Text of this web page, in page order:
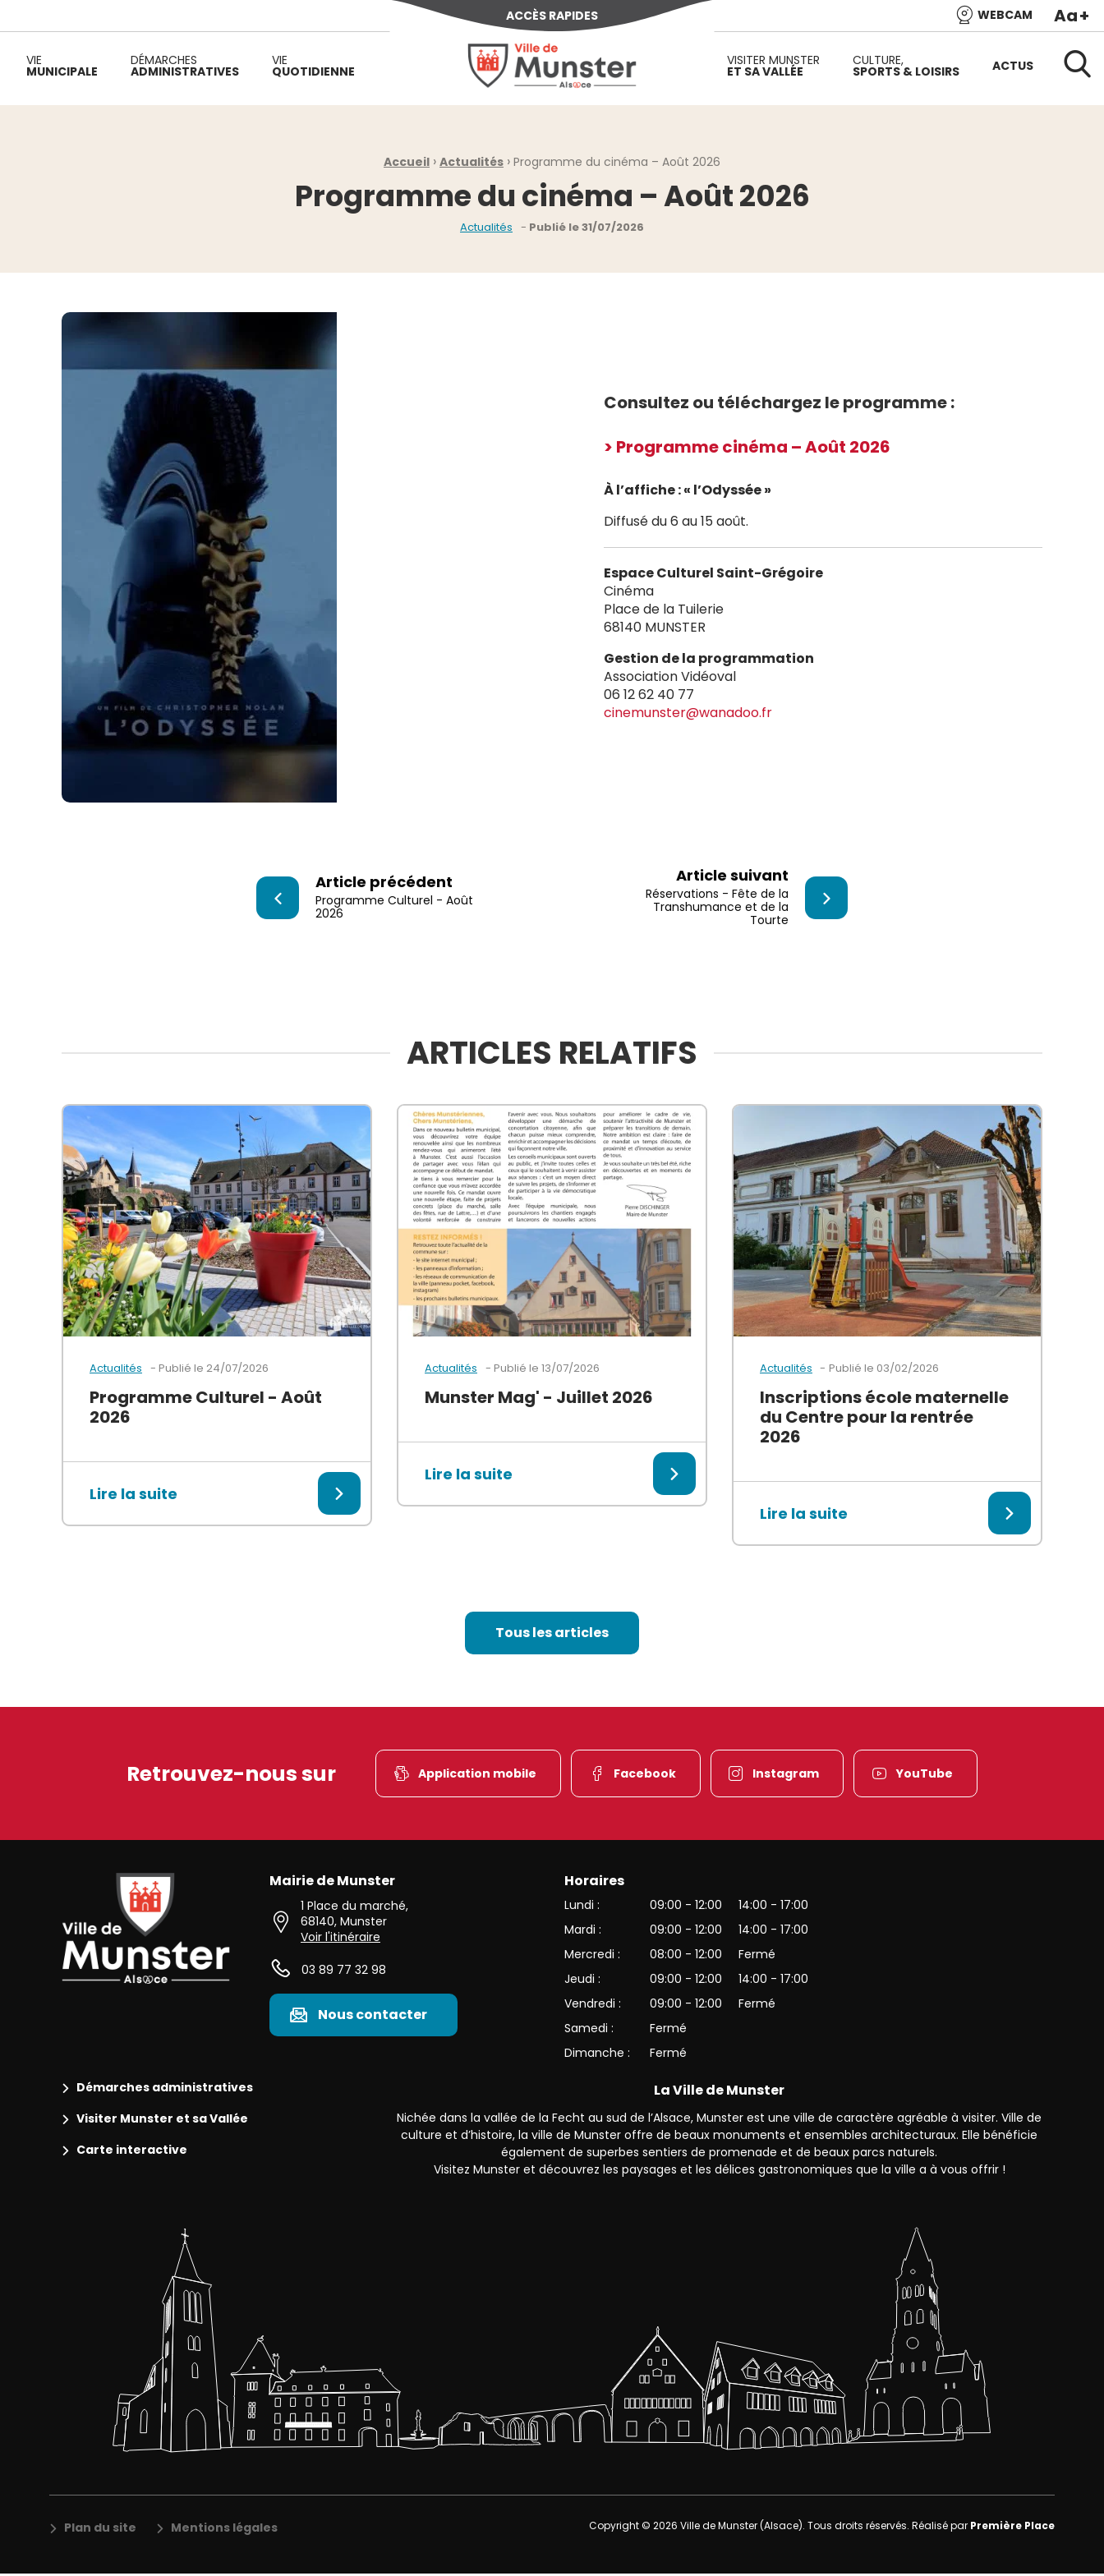
ACCÈS RAPIDES WEBCAM Aa+
Ville de Munster (Alsace) Située au cœur de l’Alsace et de l’une des plus belles vallées du versant
VIE
MUNICIPALE
DÉMARCHES
ADMINISTRATIVES
VIE
QUOTIDIENNE
VISITER MUNSTER
ET SA VALLÉE
CULTURE,
SPORTS & LOISIRS ACTUS
Accueil › Actualités › Programme du cinéma – Août 2026
Programme du cinéma – Août 2026
Actualités Publié le31/07/2026
Consultez ou téléchargez le programme :
> Programme cinéma – Août 2026
À l’affiche : « l’Odyssée »
Diffusé du 6 au 15 août.
Espace Culturel Saint-Grégoire
Cinéma
Place de la Tuilerie
68140 MUNSTER
Gestion de la programmation
Association Vidéoval
06 12 62 40 77
cinemunster@wanadoo.fr
Article précédent
Programme Culturel - Août
2026
Article suivant
Réservations - Fête de la
Transhumance et de la
Tourte
ARTICLES RELATIFS
Actualités Publié le 24/07/2026
Programme Culturel - Août
2026
Programme culturel de la Vallée de Munster pour le mois d’août 2026 Expositions, spectacles, conférences, ateliers, jeux… il y en a pour tout le monde ! > Découvrez
Lire la suite
Actualités Publié le 13/07/2026
Munster Mag' - Juillet 2026
Le Munster Mag’ de Juillet 2026 est arrivé ! Découvrez le bulletin municipal du mois de juillet 2026 avec l’édito
Lire la suite
Actualités Publié le 03/02/2026
Inscriptions école maternelle
du Centre pour la rentrée
2026
Lire la suite
Tous les articles
Retrouvez-nous sur Application mobile Facebook Instagram YouTube
Ville de Munster (Alsace) Située au cœur de l’Alsace et de l’une des plus belles vallées du versant alsacien des Hautes-Vosges
Mairie de Munster
1 Place du marché,
68140, Munster
Voir l'itinéraire
03 89 77 32 98
Nous contacter
Horaires
Lundi : 09:00 - 12:00
14:00 - 17:00
Mardi :
09:00 - 12:00
14:00 - 17:00
Mercredi :
08:00 - 12:00
Fermé
Jeudi :
09:00 - 12:00
14:00 - 17:00
Vendredi :
09:00 - 12:00
Fermé
Samedi :
Fermé
Dimanche :
Fermé
Démarches administratives
Visiter Munster et sa Vallée
Carte interactive
La Ville de Munster
Nichée dans la vallée de la Fecht au sud de l’Alsace, Munster est une ville de caractère agréable à visiter. Ville de
culture et d’histoire, la ville de Munster offre de beaux monuments et ensembles architecturaux. Elle bénéficie
également de superbes sentiers de promenade et de beaux parcs naturels.
Visitez Munster et découvrez les paysages et les délices gastronomiques que la ville a à vous offrir !
Plan du site Mentions légales Copyright © 2026 Ville de Munster (Alsace). Tous droits réservés. Réalisé par Première Place